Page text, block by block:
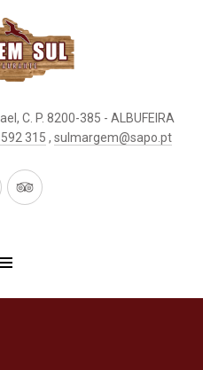
C. P. 8200-385 - ALBUFEIRA
315 , sulmargem@sapo.pt
New